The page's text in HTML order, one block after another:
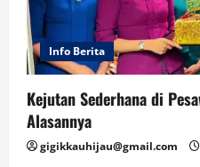
Info Berita
Kejutan Sederhana di
Alasannya
gigikkauhijau@gmail.com